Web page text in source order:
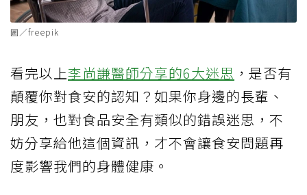
圖／freepik
看完以上李尚謙醫師分享的6大迷思 ，是否有
顛覆你對食安的認知？如果你身邊的長輩、
朋友，也對食品安全有類似的錯誤迷思，不
妨分享給他這個資訊，才不會讓食安問題再
度影響我們的身體健康。